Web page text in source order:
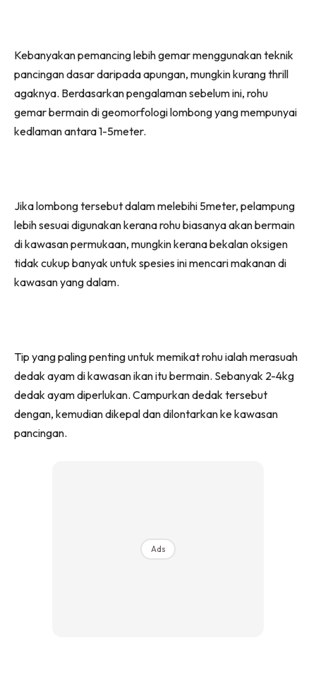
Kebanyakan pemancing lebih gemar menggunakan teknik
pancingan dasar daripada apungan, mungkin kurang thrill
agaknya. Berdasarkan pengalaman sebelum ini, rohu
gemar bermain di geomorfologi lombong yang mempunyai
kedlaman antara 1-5meter.
Jika lombong tersebut dalam melebihi 5meter, pelampung
lebih sesuai digunakan kerana rohu biasanya akan bermain
di kawasan permukaan, mungkin kerana bekalan oksigen
tidak cukup banyak untuk spesies ini mencari makanan di
kawasan yang dalam.
Tip yang paling penting untuk memikat rohu ialah merasuah
dedak ayam di kawasan ikan itu bermain. Sebanyak 2-4kg
dedak ayam diperlukan. Campurkan dedak tersebut
dengan, kemudian dikepal dan dilontarkan ke kawasan
pancingan.
Ads